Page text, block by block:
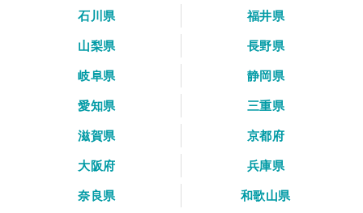
石川県
福井県
山梨県
長野県
岐阜県
静岡県
愛知県
三重県
滋賀県
京都府
大阪府
兵庫県
奈良県
和歌山県